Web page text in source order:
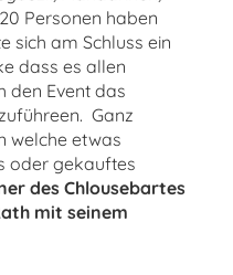
Personen haben
sich am Schluss ein
dass es allen
den Event das
Ganz
welche etwas
oder gekauftes
des Chlousebartes
mit seinem